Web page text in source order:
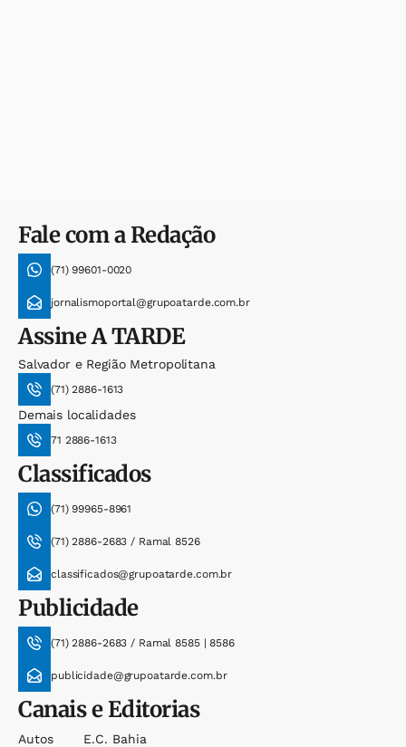
Fale com a Redação
(71) 99601-0020
jornalismoportal@grupoatarde.com.br
AssineA TARDE
Salvador e Região Metropolitana
(71) 2886-1613
Demais localidades
71 2886-1613
Classificados
(71) 99965-8961
(71) 2886-2683 / Ramal 8526
classificados@grupoatarde.com.br
Publicidade
(71) 2886-2683 / Ramal 8585 | 8586
publicidade@grupoatarde.com.br
Canais e Editorias
Autos
E.c. Bahia